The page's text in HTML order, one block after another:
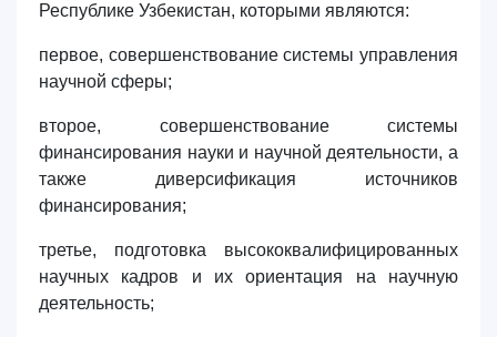
Республике Узбекистан, которыми являются:
первое, совершенствование системы управления
научной сферы;
второе, совершенствование системы
финансирования науки и научной деятельности, а
также диверсификация источников
финансирования;
третье, подготовка высококвалифицированных
научных кадров и их ориентация на научную
деятельность;